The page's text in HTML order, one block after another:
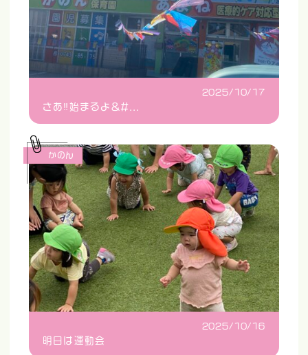
2025/10/17
さあ‼️始まるよ&#...
2025/10/16
明日は運動会
かのん